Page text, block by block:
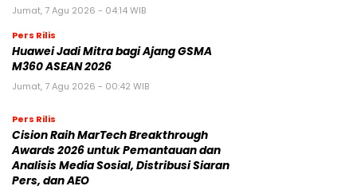
Jumat, 7 Agu 2026 - 04:14 WIB
Pers Rilis
Huawei Jadi Mitra bagi Ajang GSMA
M360 ASEAN 2026
Jumat, 7 Agu 2026 - 00:42 WIB
Pers Rilis
Cision Raih MarTech Breakthrough
Awards 2026 untuk Pemantauan dan
Analisis Media Sosial, Distribusi Siaran
Pers, dan AEO